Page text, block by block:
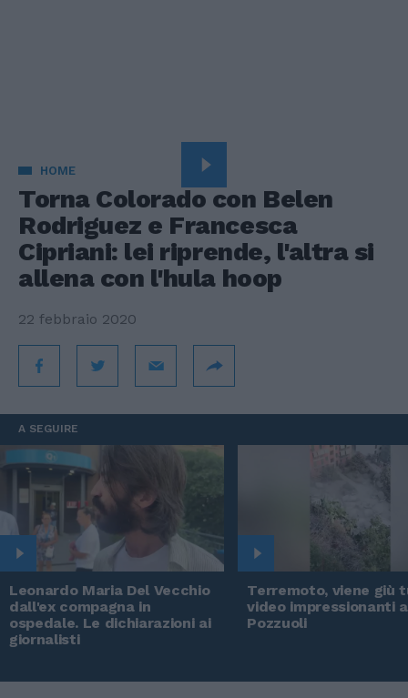
HOME
Torna Colorado con Belen
Rodriguez e Francesca
Cipriani: lei riprende, l'altra si
allena con l'hula hoop
22 febbraio 2020
A SEGUIRE
Leonardo Maria Del Vecchio
dall'ex compagna in
ospedale. Le dichiarazioni ai
giornalisti
Terremoto, viene giù
video impressionanti a
Pozzuoli